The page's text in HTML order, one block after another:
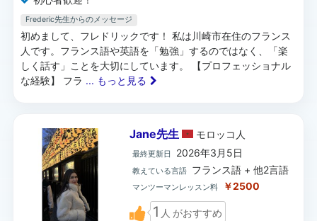
Frederic先生からのメッセージ
初めまして、フレドリックです！ 私は川崎市在住のフランス
人です。フランス語や英語を「勉強」するのではなく、「楽
しく話す」ことを大切にしています。 【プロフェッショナル
な経験】 フラ ... もっと見る
Jane先生 モロッコ 人
最終更新日 2026年3月5日
教えている言語 フランス語 + 他2言語
マンツーマンレッスン料 ￥2500
1 人 がおすすめ